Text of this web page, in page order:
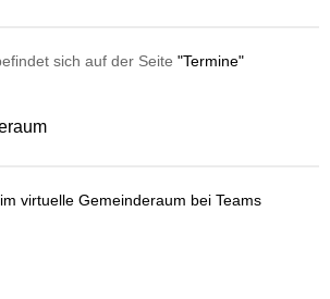
sich auf der Seite "Termine"
virtuelle Gemeinderaum bei Teams